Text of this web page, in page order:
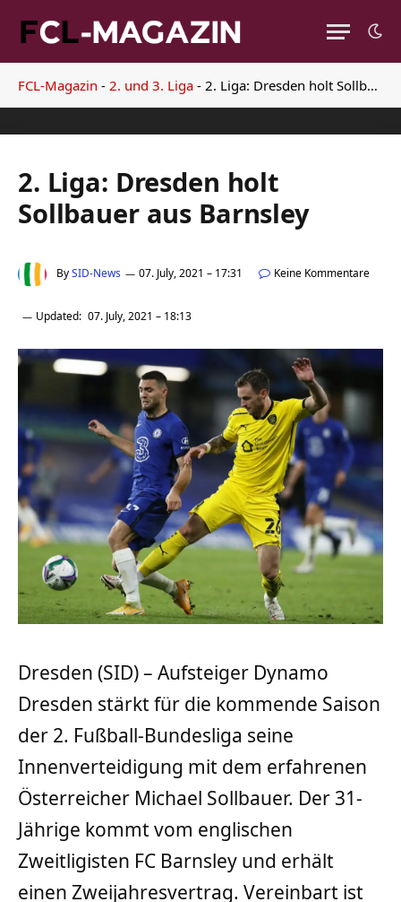
FCL-Magazin - 2. und 3. Liga - 2. Liga: Dresden holt Sollbauer aus Barnsley
2. Liga: Dresden holt
Sollbauer aus Barnsley
BySID-News 07. July, 2021 – 17:31 Keine Kommentare
Updated: 07. July, 2021 – 18:13
Dresden (SID) – Aufsteiger Dynamo
Dresden stärkt für die kommende Saison
der 2. Fußball-Bundesliga seine
Innenverteidigung mit dem erfahrenen
Österreicher Michael Sollbauer. Der 31-
Jährige kommt vom englischen
Zweitligisten FC Barnsley und erhält
einen Zweijahresvertrag. Vereinbart ist